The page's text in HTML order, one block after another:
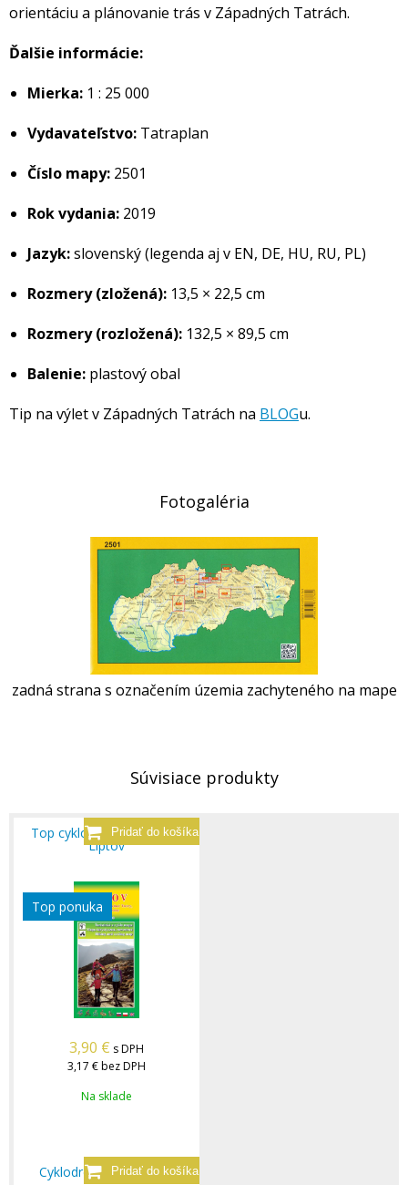
orientáciu a plánovanie trás v Západných Tatrách.
Ďalšie informácie:
Mierka: 1 : 25 000
Vydavateľstvo: Tatraplan
Číslo mapy: 2501
Rok vydania: 2019
Jazyk:slovenský (legenda aj v EN, DE, HU, RU, PL)
Rozmery (zložená): 13,5 × 22,5 cm
Rozmery (rozložená): 132,5 × 89,5 cm
Balenie: plastový obal
Tip na výlet v Západných Tatrách na BLOGu.
Fotogaléria
zadná strana s označením územia zachyteného na mape
Súvisiace produkty
Top cyklo - mapa regiónu
Liptov
Top ponuka
3,90 € s DPH
3,17 €bez DPH
Na sklade
Cyklodres Liptov - biely